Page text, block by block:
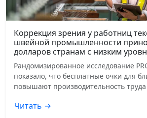
Коррекция зрения у работниц
швейной промышленности
долларов странам с низким
Рандомизированное исследование
показало, что бесплатные очки для
повышают производительность
Читать →